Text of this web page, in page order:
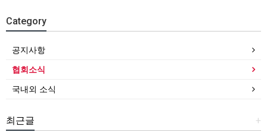
Category
공지사항
협회소식
국내외 소식
+
최근글